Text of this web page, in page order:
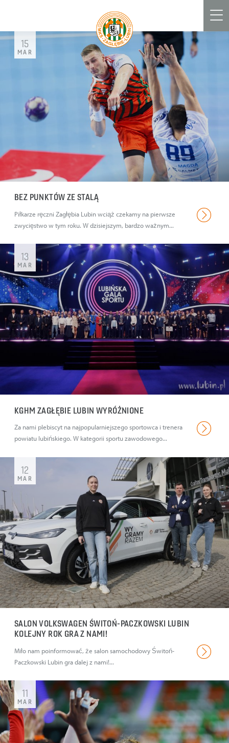
BEZ PUNKTÓW ZE STALĄ
Piłkarze ręczni Zagłębia Lubin wciąż czekamy na pierwsze
zwycięstwo w tym roku. W dzisiejszym, bardzo ważnym...
15
MAR
KGHM ZAGŁĘBIE LUBIN WYRÓŻNIONE
Za nami plebiscyt na najpopularniejszego sportowca i trenera
powiatu lubińskiego. W kategorii sportu zawodowego...
13
MAR
SALON VOLKSWAGEN ŚWITOŃ-PACZKOWSKI LUBIN
KOLEJNY ROK GRA Z NAMI!
Miło nam poinformować, że salon samochodowy Świtoń-
Paczkowski Lubin gra dalej z nami!...
12
MAR
11
MAR